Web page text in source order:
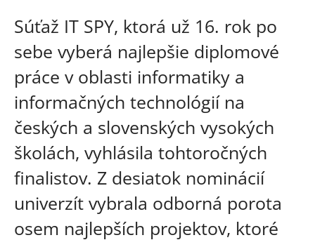
Súťaž IT SPY, ktorá už 16. rok po
sebe vyberá najlepšie diplomové
práce v oblasti informatiky a
informačných technológií na
českých a slovenských vysokých
školách, vyhlásila tohtoročných
finalistov. Z desiatok nominácií
univerzít vybrala odborná porota
osem najlepších projektov, ktoré